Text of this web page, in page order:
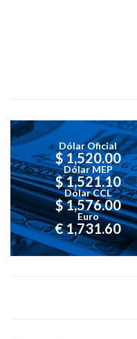
Dólar Oficial
$ 1,520.00
Dólar MEP
$ 1,521.10
Dólar CCL
$ 1,576.00
Euro
€ 1,731.60